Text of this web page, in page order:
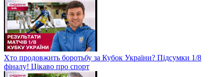
Хто продовжить боротьбу за Кубок України? Підсумки 1/8
фіналу! Цікаво про спорт